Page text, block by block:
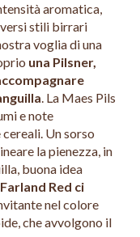
aromatica,
stili birrari
voglia di una
una Pilsner,
. La Maes Pils
e note
Un sorso
la pienezza, in
buona idea
Red ci
nel colore
che avvolgono il